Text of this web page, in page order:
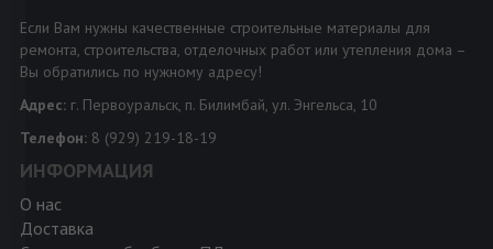
Если Вам нужны качественные строительные материалы для
ремонта, строительства, отделочных работ или утепления дома –
Вы обратились по нужному адресу!
Адрес: г. Первоуральск, п. Билимбай, ул. Энгельса, 10
Телефон: 8 (929) 219-18-19
ИНФОРМАЦИЯ
О нас
Доставка